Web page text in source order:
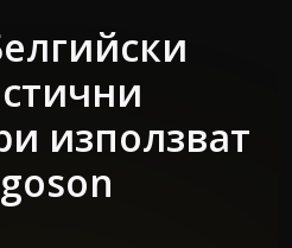
използват